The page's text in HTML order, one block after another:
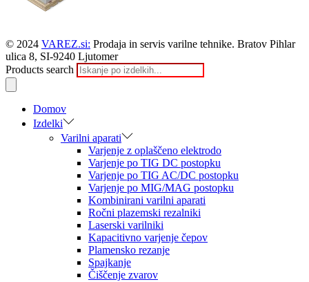
© 2024 VAREZ.si: Prodaja in servis varilne tehnike. Bratov Pihlar
ulica 8, SI-9240 Ljutomer
Products search
Domov
Izdelki
Varilni aparati
Varjenje z oplaščeno elektrodo
Varjenje po TIG DC postopku
Varjenje po TIG AC/DC postopku
Varjenje po MIG/MAG postopku
Kombinirani varilni aparati
Ročni plazemski rezalniki
Laserski varilniki
Kapacitivno varjenje čepov
Plamensko rezanje
Spajkanje
Čiščenje zvarov